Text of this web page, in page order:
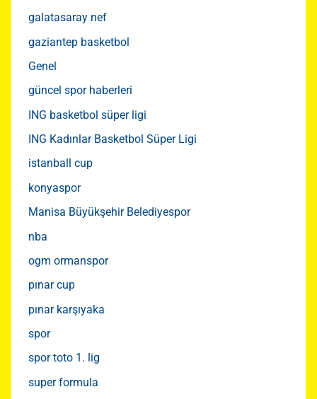
galatasaray nef
gaziantep basketbol
Genel
güncel spor haberleri
ING basketbol süper ligi
ING Kadınlar Basketbol Süper Ligi
istanball cup
konyaspor
Manisa Büyükşehir Belediyespor
nba
ogm ormanspor
pınar cup
pınar karşıyaka
spor
spor toto 1. lig
super formula